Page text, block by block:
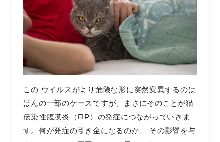
この ウイルスがより危険な形に突然変異するのは
ほんの一部のケースですが、まさにそのことが猫
伝染性腹膜炎（FIP）の発症につながっていきま
す。何が発症の引き金になるのか、 その影響を与